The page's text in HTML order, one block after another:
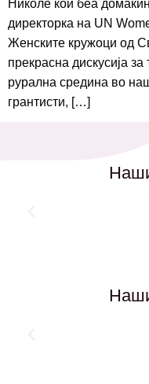
Николе кои беа
директорка на UN
Женските кружоци од
прекрасна дискусија
рурална средина во
грантисти, […]